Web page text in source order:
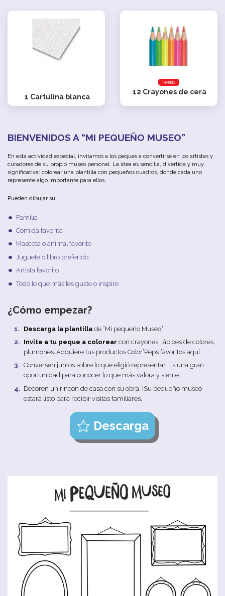
1 Cartulina blanca
MAPED
12 Crayones de cera
BIENVENIDOS A “MI PEQUEÑO MUSEO”
En esta actividad especial, invitamos a los peques a convertirse en los artistas y
curadores de su propio museo personal. La idea es sencilla, divertida y muy
significativa: colorear una plantilla con pequeños cuadros, donde cada uno
represente algo importante para ellos.
Pueden dibujar su:
Familia
Comida favorita
Mascota o animal favorito
Juguete o libro preferido
Artista favorito
Todo lo que más les guste o inspire
¿Cómo empezar?
Descarga la plantilla de “Mi pequeño Museo”
Invite a tu peque a colorear con crayones, lápices de colores,
plumones…Adquiere tus productos Color’Peps favoritos aquí
Conversen juntos sobre lo que eligió representar. Es una gran
oportunidad para conocer lo que más valora y siente.
Decoren un rincón de casa con su obra. ¡Su pequeño museo
estará listo para recibir visitas familiares.
Descarga